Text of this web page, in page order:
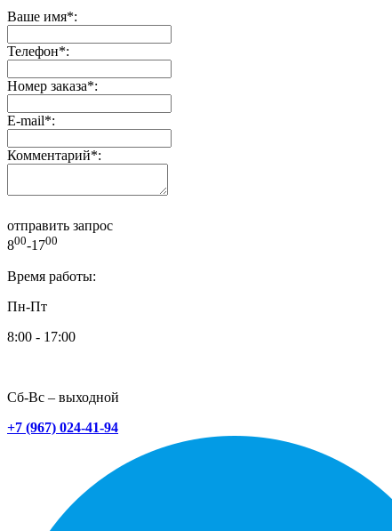
Ваше имя*:
Телефон*:
Номер заказа*:
E-mail*:
Комментарий*:
отправить запрос
800-1700
Время работы:
Пн-Пт
8:00 - 17:00
Сб-Вс – выходной
+7 (967) 024-41-94